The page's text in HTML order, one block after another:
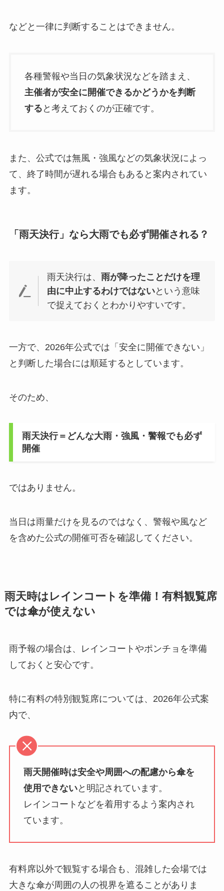
などと一律に判断することはできません。
各種警報や当日の気象状況などを踏まえ、
主催者が安全に開催できるかどうかを判断
する と考えておくのが正確です。
また、公式では無風・強風などの気象状況によっ
て、終了時間が遅れる場合もあると案内されてい
ます。
「雨天決行」なら大雨でも必ず開催される？
雨天決行は、 雨が降ったことだけを理
由に中止するわけではないという意味
で捉えておくとわかりやすいです。
一方で、2026年公式では「安全に開催できない」
と判断した場合には順延するとしています。
そのため、
雨天決行＝どんな大雨・強風・警報でも必ず
開催
ではありません。
当日は雨量だけを見るのではなく、警報や風など
を含めた公式の開催可否を確認してください。
雨天時はレインコートを準備！有料観覧席
では傘が使えない
雨予報の場合は、レインコートやポンチョを準備
しておくと安心です。
特に有料の特別観覧席については、2026年公式案
内で、
雨天開催時は安全や周囲への配慮から傘を
使用できないと明記されています。
レインコートなどを着用するよう案内され
ています。
有料席以外で観覧する場合も、混雑した会場では
大きな傘が周囲の人の視界を遮ることがありま